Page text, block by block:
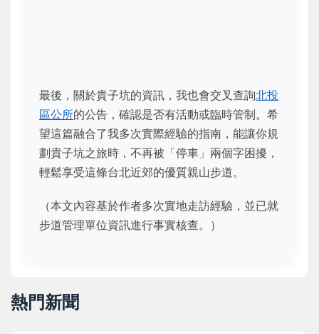
最後，關於貴子坑的資訊，我也會交叉查詢北投
區公所的公告，確認是否有活動或臨時管制。希
望這篇融合了我多次實際經驗的指南，能讓你規
劃貴子坑之旅時，不再被「停車」兩個字困擾，
輕鬆享受這條台北近郊的優質親山步道。
（本文內容基於作者多次實地走訪經驗，並已就
步道管理單位資訊進行事實核查。）
熱門新聞